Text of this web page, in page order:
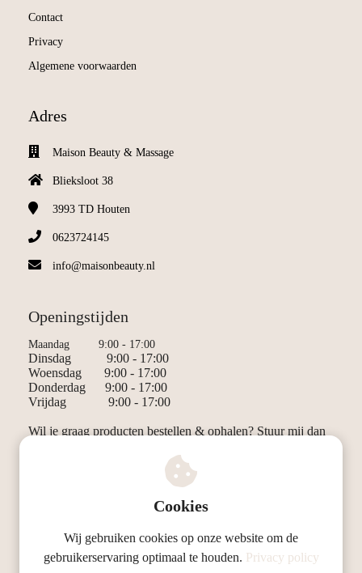
Contact
Privacy
Algemene voorwaarden
Adres
Maison Beauty & Massage
Blieksloot 38
3993 TD Houten
0623724145
info@maisonbeauty.nl
Openingstijden
Maandag 9:00 - 17:00
Dinsdag 9:00 - 17:00
Woensdag 9:00 - 17:00
Donderdag 9:00 - 17:00
Vrijdag 9:00 - 17:00
Wil je graag producten bestellen & ophalen? Stuur mij dan
© Maison Beauty & Massage
Cookies
Wij gebruiken cookies op onze website om de
gebruikerservaring optimaal te houden. Privacy policy